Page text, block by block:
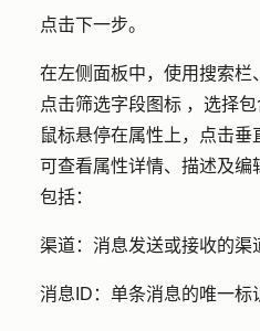
点击下一步。
在左侧面板中，使用搜索栏
点击筛选字段图标 ，选择
鼠标悬停在属性上，点击垂
可查看属性详情、描述及编
包括：
渠道： 消息发送或接收的渠
消息ID： 单条消息的唯一标